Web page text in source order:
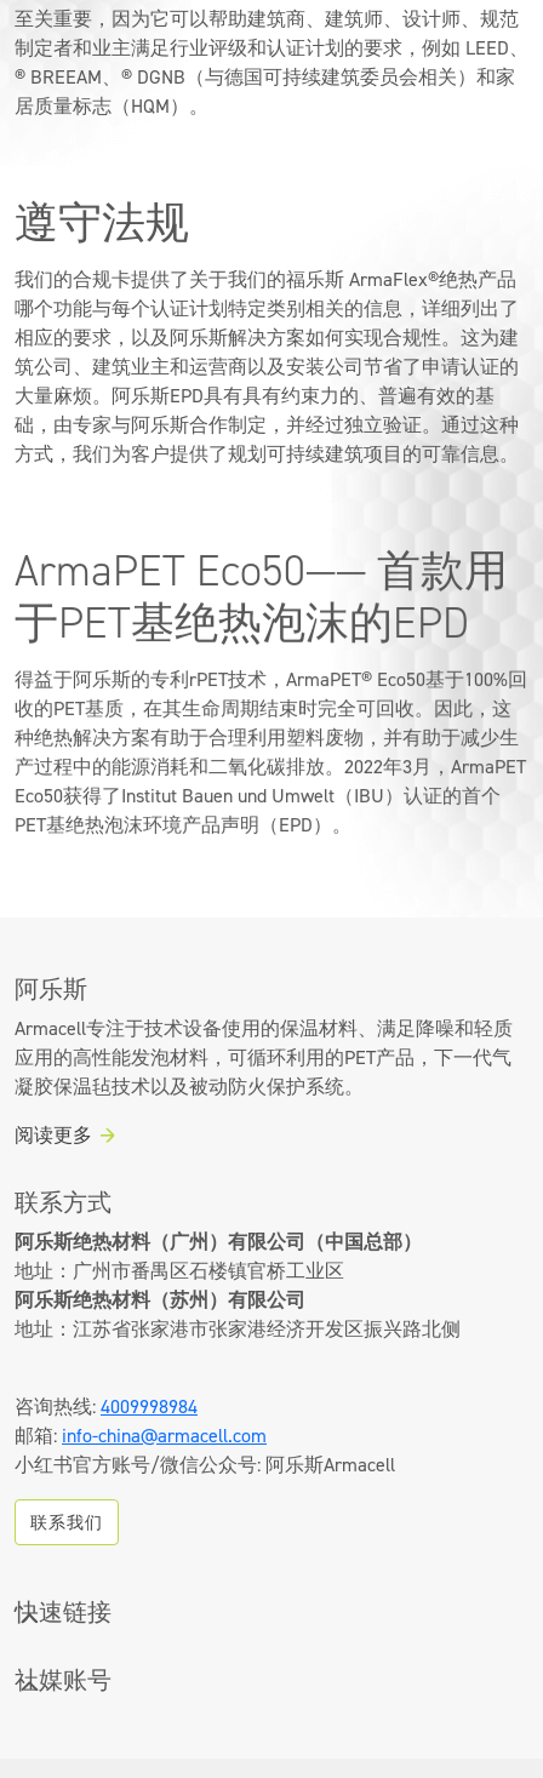
至关重要，因为它可以帮助建筑商、建筑师、设计师、规范
制定者和业主满足行业评级和认证计划的要求，例如 LEED、
® BREEAM、® DGNB（与德国可持续建筑委员会相关）和家
居质量标志（HQM）。
遵守法规
我们的合规卡提供了关于我们的福乐斯 ArmaFlex®绝热产品
哪个功能与每个认证计划特定类别相关的信息，详细列出了
相应的要求，以及阿乐斯解决方案如何实现合规性。这为建
筑公司、建筑业主和运营商以及安装公司节省了申请认证的
大量麻烦。阿乐斯EPD具有具有约束力的、普遍有效的基
础，由专家与阿乐斯合作制定，并经过独立验证。通过这种
方式，我们为客户提供了规划可持续建筑项目的可靠信息。
ArmaPET Eco50—— 首款用
于PET基绝热泡沫的EPD
得益于阿乐斯的专利rPET技术，ArmaPET® Eco50基于100%回
收的PET基质，在其生命周期结束时完全可回收。因此，这
种绝热解决方案有助于合理利用塑料废物，并有助于减少生
产过程中的能源消耗和二氧化碳排放。2022年3月，ArmaPET
Eco50获得了Institut Bauen und Umwelt（IBU）认证的首个
PET基绝热泡沫环境产品声明（EPD）。
阿乐斯
Armacell专注于技术设备使用的保温材料、满足降噪和轻质
应用的高性能发泡材料，可循环利用的PET产品，下一代气
凝胶保温毡技术以及被动防火保护系统。
阅读更多
联系方式
阿乐斯绝热材料（广州）有限公司（中国总部）
地址：广州市番禺区石楼镇官桥工业区
阿乐斯绝热材料（苏州）有限公司
地址：江苏省张家港市张家港经济开发区振兴路北侧
咨询热线: 4009998984
邮箱: info-china@armacell.com
小红书官方账号/微信公众号: 阿乐斯Armacell
联系我们
快速链接
CONTACT
社媒账号